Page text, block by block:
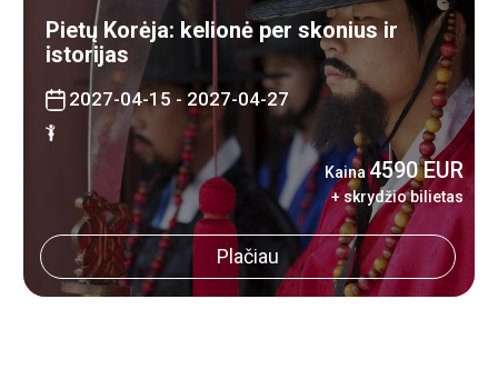
Pietų Korėja: kelionė per skonius ir
istorijas
2027-04-15 - 2027-04-27
Kaina 4590 EUR
+ skrydžio bilietas
Plačiau